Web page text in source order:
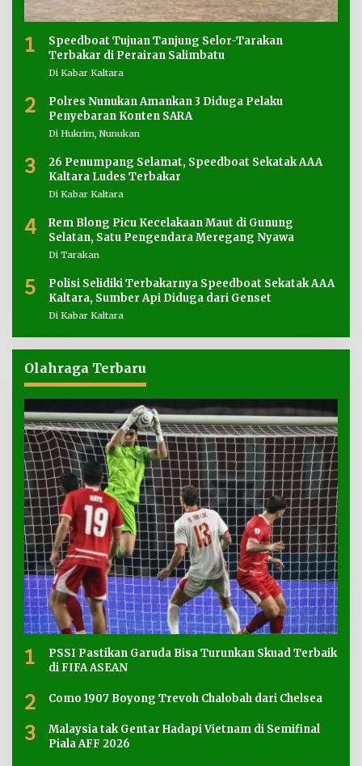
1
Speedboat Tujuan Tanjung Selor-Tarakan
Terbakar di Perairan Salimbatu
Di Kabar Kaltara
2
Polres Nunukan Amankan 3 Diduga Pelaku
Penyebaran Konten SARA
Di Hukrim, Nunukan
3
26 Penumpang Selamat, Speedboat Sekatak AAA
Kaltara Ludes Terbakar
Di Kabar Kaltara
4
Rem Blong Picu Kecelakaan Maut di Gunung
Selatan, Satu Pengendara Meregang Nyawa
Di Tarakan
5
Polisi Selidiki Terbakarnya Speedboat Sekatak AAA
Kaltara, Sumber Api Diduga dari Genset
Di Kabar Kaltara
Olahraga Terbaru
1
PSSI Pastikan Garuda Bisa Turunkan Skuad Terbaik
di FIFA ASEAN
2 Como 1907 Boyong Trevoh Chalobah dari Chelsea
3
Malaysia tak Gentar Hadapi Vietnam di Semifinal
Piala AFF 2026